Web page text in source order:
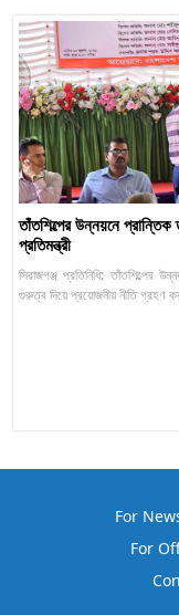
তাঁতশিল্পের উন্নয়নে
প্রতিমন্ত্রী
সিরাজগঞ্জ প্রতিনিধি: তাঁতশিল্পের
গুরুত্ব দিয়ে প্রয়োজনীয় নীতি গ্রহণ
For
For